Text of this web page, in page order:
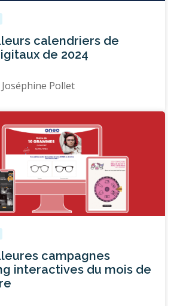
calendriers de
de 2024
Joséphine Pollet
campagnes
interactives du mois de